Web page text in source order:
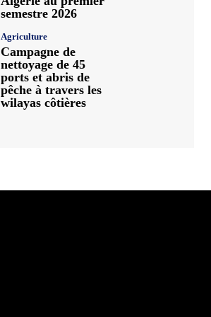
semestre 2026
Agriculture
Campagne de
nettoyage de 45
ports et abris de
pêche à travers les
wilayas côtières